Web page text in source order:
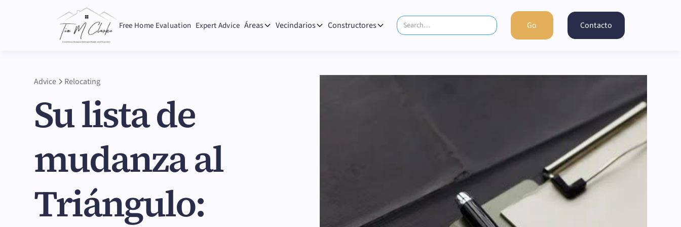
Free Home Evaluation Expert Advice Áreas Vecindarios Constructores Contacto
Advice Relocating
Su lista de
mudanza al
Triángulo: